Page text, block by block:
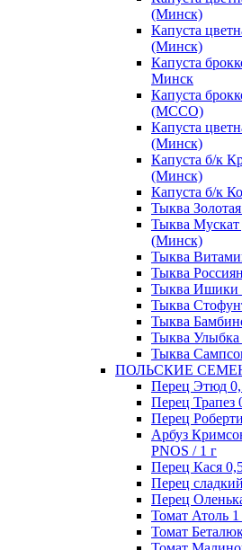
(Минск)
Капуста
(Минск)
Капуста
Минск
Капуста
(МССО)
Капуста
(Минск)
Капуста б/к
(Минск)
Капуста б/к
Тыква
Тыква Мускат
(Минск)
Тыква
Тыква
Тыква Ишики
Тыква
Тыква
Тыква
Тыква
ПОЛЬСКИЕ
Перец Этюд
Перец Трапез
Перец
Арбуз
PNOS / 1 г
Перец Кася
Перец
Перец
Томат Атоль 1
Томат